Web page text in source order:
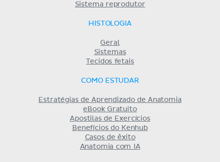
Sistema reprodutor
HISTOLOGIA
Geral
Sistemas
Tecidos fetais
COMO ESTUDAR
Estratégias de Aprendizado de Anatomia
eBook Gratuito
Apostilas de Exercícios
Benefícios do Kenhub
Casos de êxito
Anatomia com IA